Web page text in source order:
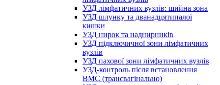
УЗД лімфатичних вузлів: шийна зона
УЗД шлунку та дванадцятипалої
кишки
УЗД нирок та наднирників
УЗД підключичної зони лімфатичних
вузлів
УЗД пахової зони лімфатичних вузлів
УЗД-контроль після встановлення
ВМС (трансвагінально)